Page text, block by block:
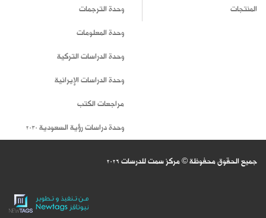
المنتجات
وحدة الترجمات
وحدة المعلومات
وحدة الدراسات التركية
وحدة الدراسات الإيرانية
مراجعات الكتب
وحدة دراسات رؤية السعودية 2030
جميع الحقوق محفوظة © مركز سمت للدرسات2026